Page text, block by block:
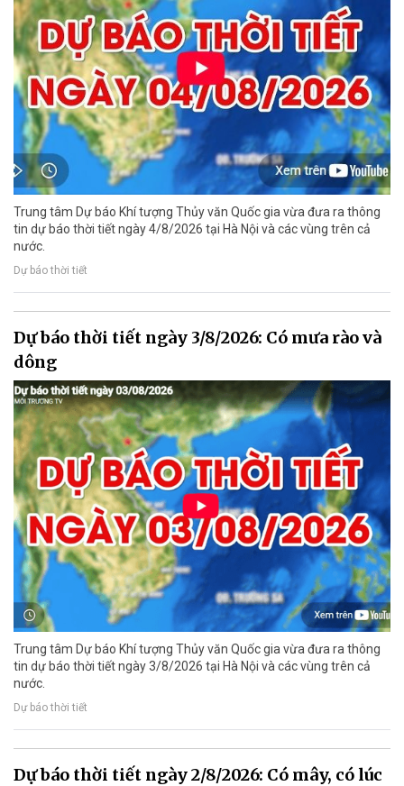
Trung tâm Dự báo Khí tượng Thủy văn Quốc gia vừa đưa ra thông
tin dự báo thời tiết ngày 4/8/2026 tại Hà Nội và các vùng trên cả
nước.
Dự báo thời tiết
Dự báo thời tiết ngày 3/8/2026: Có mưa rào và
dông
Trung tâm Dự báo Khí tượng Thủy văn Quốc gia vừa đưa ra thông
tin dự báo thời tiết ngày 3/8/2026 tại Hà Nội và các vùng trên cả
nước.
Dự báo thời tiết
Dự báo thời tiết ngày 2/8/2026: Có mây, có lúc